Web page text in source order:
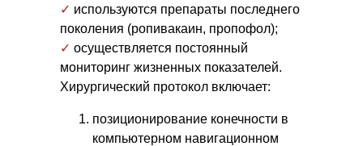
✓ используются препараты последнего
поколения (ропивакаин, пропофол);
✓ осуществляется постоянный
мониторинг жизненных показателей.
Хирургический протокол включает:
позиционирование конечности в
компьютерном навигационном
✓ спрашиваем о симптомах
✓ консультация
Булгаков Александр Юрьевич,
Чернышёв Николай
Александрович